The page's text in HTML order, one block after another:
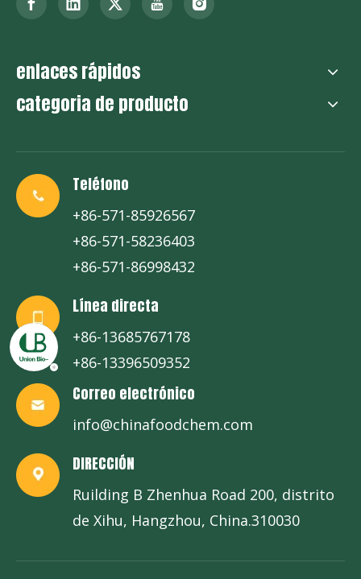
enlaces rápidos
categoria de producto
Teléfono
+86-571-85926567
+86-571-58236403
+86-571-86998432
Línea directa
+86-13685767178
+86-13396509352
Correo electrónico
info@chinafoodchem.com
DIRECCIÓN
Ruilding B Zhenhua Road 200, distrito
de Xihu, Hangzhou, China.310030